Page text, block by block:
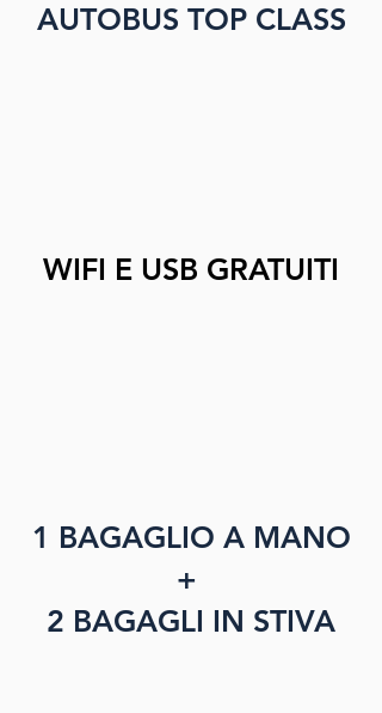
AUTOBUS TOP CLASS
WIFI E USB GRATUITI
1 BAGAGLIO A MANO
+
2 BAGAGLI IN STIVA